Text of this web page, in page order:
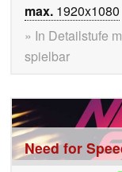
max. 1920x1080
» In Detailstufe
spielbar
Need for